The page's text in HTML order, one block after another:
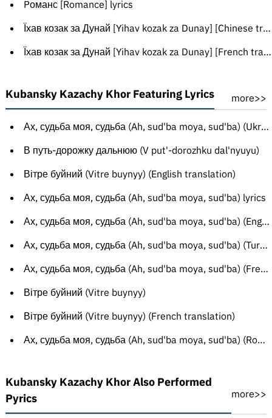
Pоманс [Romance] lyrics
Їхав козак за Дунай [Yihav kozak za Dunay] [Chinese translation]
Їхав козак за Дунай [Yihav kozak za Dunay] [French translation]
Kubansky Kazachy Khor Featuring Lyrics more>>
Ах, судьба моя, судьба (Ah, sud'ba moya, sud'ba) (Ukrainian translation)
В путь-дорожку дальнюю (V put'-dorozhku dal'nyuyu)
Вітре буйний (Vitre buynyy) (English translation)
Ах, судьба моя, судьба (Ah, sud'ba moya, sud'ba) lyrics
Ах, судьба моя, судьба (Ah, sud'ba moya, sud'ba) (English translation)
Ах, судьба моя, судьба (Ah, sud'ba moya, sud'ba) (Turkish translation)
Ах, судьба моя, судьба (Ah, sud'ba moya, sud'ba) (French translation)
Вітре буйний (Vitre buynyy)
Вітре буйний (Vitre buynyy) (French translation)
Ах, судьба моя, судьба (Ah, sud'ba moya, sud'ba) (Romanian translation)
Kubansky Kazachy Khor Also Performed
Pyrics
more>>